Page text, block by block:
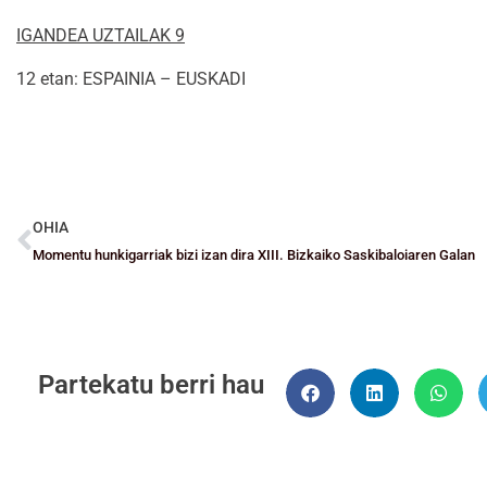
IGANDEA UZTAILAK 9
12 etan: ESPAINIA – EUSKADI
OHIA
Momentu hunkigarriak bizi izan dira XIII. Bizkaiko Saskibaloiaren Galan
Partekatu berri hau